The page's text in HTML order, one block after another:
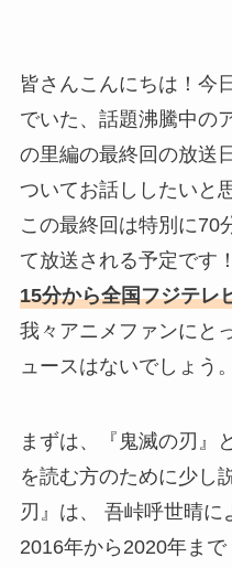
皆さんこんにちは！今
でいた、話題沸騰中の
の里編の最終回の放送
ついてお話ししたいと
この最終回は特別に70
て放送される予定です
15分から全国フジテレ
我々アニメファンにと
ュースはないでしょう。
まずは、『鬼滅の刃』
を読む方のために少し
刃』は、 吾峠呼世晴に
2016年から2020年ま